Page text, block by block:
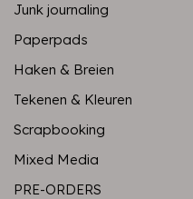
Junk journaling
Paperpads
Haken & Breien
Tekenen & Kleuren
Scrapbooking
Mixed Media
PRE-ORDERS